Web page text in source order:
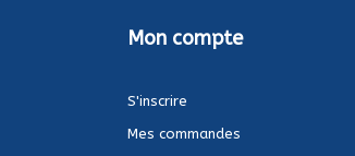
Mon compte
S'inscrire
Mes commandes